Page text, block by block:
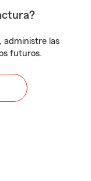
administre las
futuros.